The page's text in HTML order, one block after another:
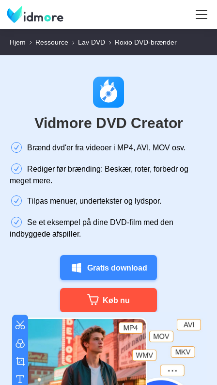
Hjem Ressource Lav DVD Roxio DVD-brænder
Vidmore DVD Creator
Brænd dvd'er fra videoer i MP4, AVI, MOV osv.
Rediger før brænding: Beskær, roter, forbedr og
meget mere.
Tilpas menuer, undertekster og lydspor.
Se et eksempel på dine DVD-film med den
indbyggede afspiller.
Gratis download
Køb nu